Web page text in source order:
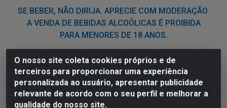
O nosso site coleta cookies próprios e de
terceiros para proporcionar uma experiência
personalizada ao usuário, apresentar publicidade
relevante de acordo com o seu perfil e melhorar a
qualidade do nosso site.
SE BEBER, NÃO DIRIJA. APRECIE COM MODERAÇÃO.
A VENDA DE BEBIDAS ALCOÓLICAS É PROIBIDA
PARA MENORES DE 18 ANOS.
Nordil Distribuidora - Avenida Liberdade, 2738, Bloco F -
Sesi - Bayeux/PB - CEP 58.111-400 - CNPJ
03.775.813/0001-41